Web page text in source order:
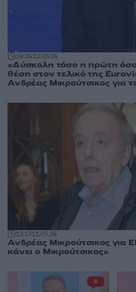
19:2613.05.26
«Δύσκολη τόσο η πρώτη
θέση στον τελικό της
Ανδρέας Μικρούτσικος για
13:1311.05.26
Ανδρέας Μικρούτσικος για
κάνει ο Μικρούτσικος»
6